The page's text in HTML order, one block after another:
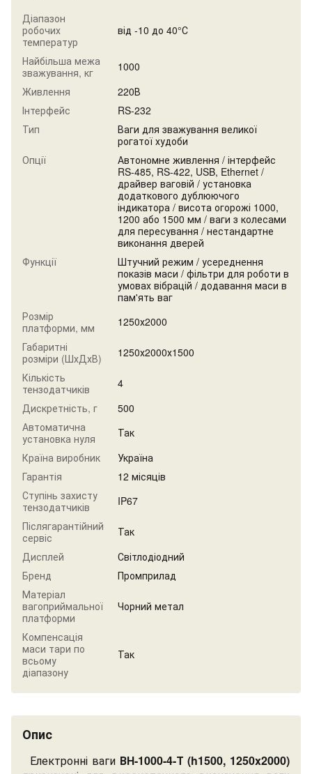
Діапазон
робочих
температур
від -10 до 40°С
Найбільша межа
зважування, кг
1000
Живлення
220В
Інтерфейс
RS-232
Тип
Ваги для зважування великої
рогатої худоби
Опції
Автономне живлення / інтерфейс
RS-485, RS-422, USB, Ethernet /
драйвер ваговій / установка
додаткового дублюючого
індикатора / висота огорожі 1000,
1200 або 1500 мм / ваги з колесами
для пересування / нестандартне
виконання дверей
Функції
Штучний режим / усереднення
показів маси / фільтри для роботи в
умовах вібрацій / додавання маси в
пам'ять ваг
Розмір
платформи, мм
1250х2000
Габаритні
розміри (ШхДхВ)
1250х2000х1500
Кількість
тензодатчиків
4
Дискретність, г
500
Автоматична
установка нуля
Так
Країна виробник
Україна
Гарантія
12 місяців
Ступінь захисту
тензодатчиків
IP67
Післягарантійний
сервіс
Так
Дисплей
Світлодіодний
Бренд
Промприлад
Матеріал
вагоприймальної
платформи
Чорний метал
Компенсація
маси тари по
всьому
діапазону
Так
Опис
Електронні ваги ВН-1000-4-Т (h1500, 1250x2000)